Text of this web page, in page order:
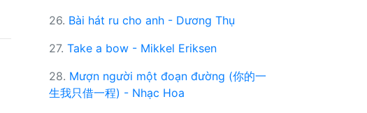
26. Bài hát ru cho anh - Dương Thụ
27. Take a bow - Mikkel Eriksen
28. Mượn người một đoạn đường (你的一
生我只借一程) - Nhạc Hoa